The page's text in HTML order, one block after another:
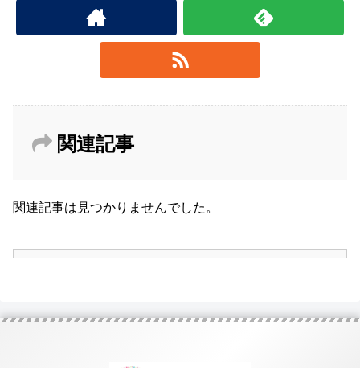
関連記事
関連記事は見つかりませんでした。